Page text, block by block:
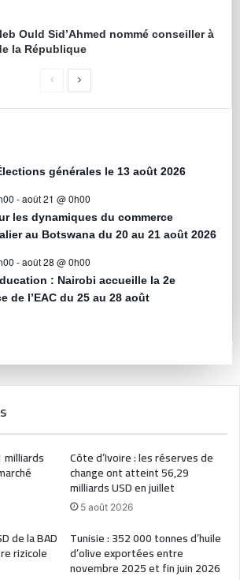
Ould Sid’Ahmed nommé conseiller à
la République
générales le 13 août 2026
-août 21 @ 0h00
les dynamiques du commerce
au Botswana du 20 au 21 août 2026
-août 28 @ 0h00
: Nairobi accueille la 2e
de l’EAC du 25 au 28 août
milliards Côte d’Ivoire : les réserves de
change ont atteint 56,29
milliards USD en juillet
5 août 2026
de la BAD
rizicole
Tunisie : 352 000 tonnes d’huile
d’olive exportées entre
novembre 2025 et fin juin 2026